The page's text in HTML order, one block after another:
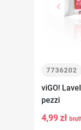
keyboard_arrow_left
7736202
viGO!
pezzi
4,99 zł